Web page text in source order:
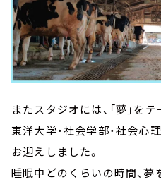
またスタジオには、「夢」を
東洋大学・社会学部・社会心
お迎えしました。
睡眠中どのくらいの時間、